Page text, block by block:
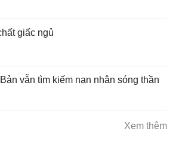
giấc ngủ
vẫn tìm kiếm nạn nhân sóng thần
Xem thêm